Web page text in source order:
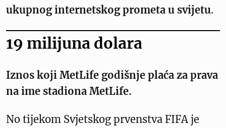
ukupnog internetskog prometa u svijetu.
19 milijuna dolara
Iznos koji MetLife godišnje plaća za prava
na ime stadiona MetLife.
No tijekom Svjetskog prvenstva FIFA je